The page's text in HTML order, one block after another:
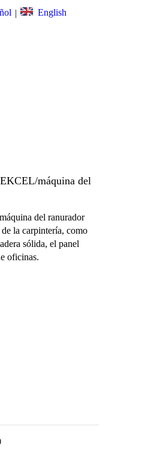
| English
máquina del
del ranurador
la carpintería, como
sólida, el panel
oficinas.